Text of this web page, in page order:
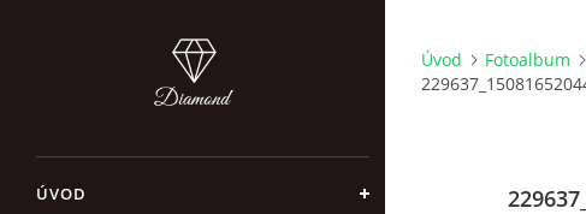
ÚVOD
Úvod Fotoalbum